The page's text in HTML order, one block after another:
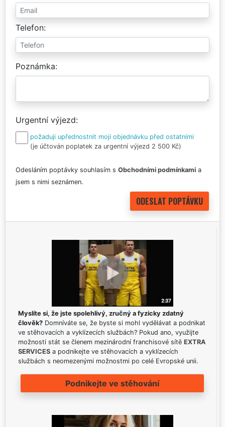
Telefon
Poznámka
Urgentní výjezd
požaduji upřednostnit moji objednávku před ostatními
(je účtován poplatek za urgentní výjezd 2 500 Kč)
Odesláním poptávky souhlasím s Obchodními podmínkami a
jsem s nimi seznámen.
Myslíte si, že jste spolehlivý, zručný a fyzicky zdatný
člověk? Domníváte se, že byste si mohl vydělávat a podnikat
ve stěhovacích a vyklízecích službách? Pokud ano, využijte
možnosti stát se členem mezinárodní franchisové sítě EXTRA
SERVICES a podnikejte ve stěhovacích a vyklízecích
službách s neomezenými možnostmi po celé Evropské unii.
Podnikejte ve stěhování